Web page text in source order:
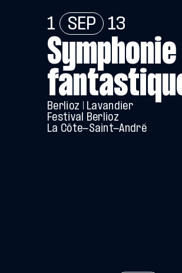
1 SEP 13
Symphonie
Berlioz | Lavandier
Festival Berlioz
La Côte-Saint-André